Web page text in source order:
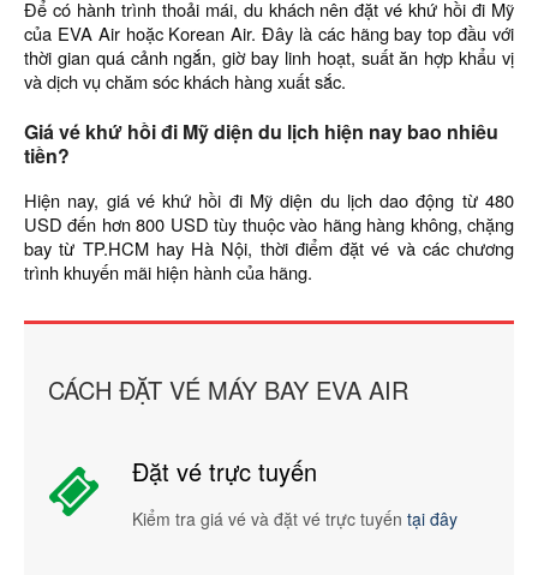
Để có hành trình thoải mái, du khách nên đặt vé khứ hồi đi Mỹ
của EVA Air hoặc Korean Air. Đây là các hãng bay top đầu với
thời gian quá cảnh ngắn, giờ bay linh hoạt, suất ăn hợp khẩu vị
và dịch vụ chăm sóc khách hàng xuất sắc.
Giá vé khứ hồi đi Mỹ diện du lịch hiện nay bao nhiêu
tiền?
Hiện nay, giá vé khứ hồi đi Mỹ diện du lịch dao động từ 480
USD đến hơn 800 USD tùy thuộc vào hãng hàng không, chặng
bay từ TP.HCM hay Hà Nội, thời điểm đặt vé và các chương
trình khuyến mãi hiện hành của hãng.
CÁCH ĐẶT VÉ MÁY BAY EVA AIR
Đặt vé trực tuyến
Kiểm tra giá vé và đặt vé trực tuyến tại đây